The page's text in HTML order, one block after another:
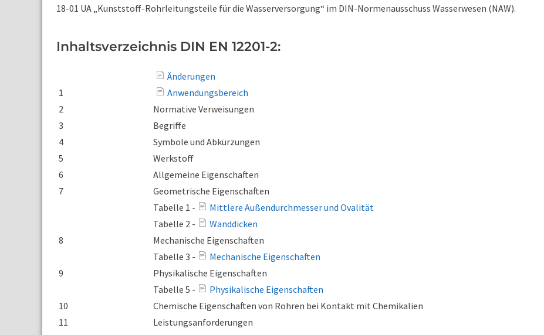
18-01 UA „Kunststoff-Rohrleitungsteile für die Wasserversorgung“ im DIN-Normenausschuss Wasserwesen (NAW).
Inhaltsverzeichnis DIN EN 12201-2:
Änderungen
1
Anwendungsbereich
2
Normative Verweisungen
3
Begriffe
4
Symbole und Abkürzungen
5
Werkstoff
6
Allgemeine Eigenschaften
7
Geometrische Eigenschaften
Tabelle 1 -
Mittlere Außendurchmesser und Ovalität
Tabelle 2 -
Wanddicken
8
Mechanische Eigenschaften
Tabelle 3 -
Mechanische Eigenschaften
9
Physikalische Eigenschaften
Tabelle 5 -
Physikalische Eigenschaften
10
Chemische Eigenschaften von Rohren bei Kontakt mit Chemikalien
11
Leistungsanforderungen